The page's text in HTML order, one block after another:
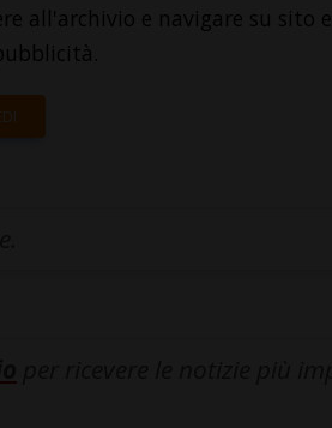
all'archivio e navigare su sito e